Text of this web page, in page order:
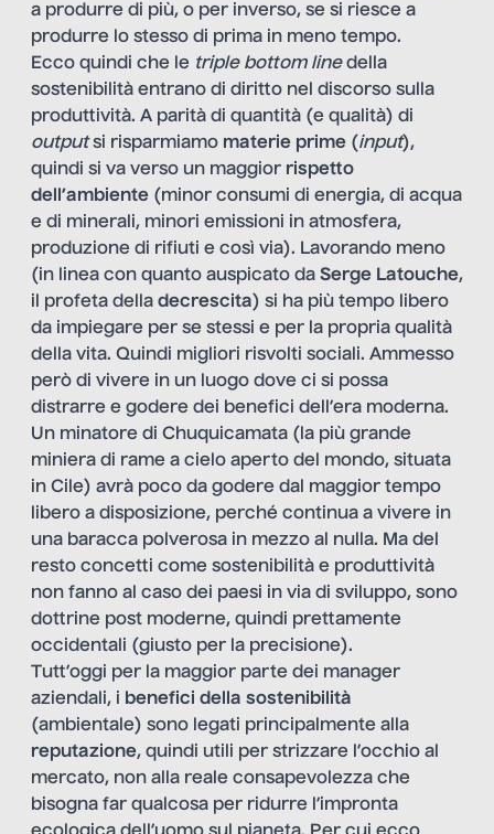
a produrre di più, o per inverso, se si riesce a
produrre lo stesso di prima in meno tempo.
Ecco quindi che le triple bottom linedella
sostenibilità entrano di diritto nel discorso sulla
produttività. A parità di quantità (e qualità) di
outputsi risparmiamo materie prime (input),
quindi si va verso un maggior rispetto
dell’ambiente (minor consumi di energia, di acqua
e di minerali, minori emissioni in atmosfera,
produzione di rifiuti e così via). Lavorando meno
(in linea con quanto auspicato da Serge Latouche,
il profeta della decrescita) si ha più tempo libero
da impiegare per se stessi e per la propria qualità
della vita. Quindi migliori risvolti sociali. Ammesso
però di vivere in un luogo dove ci si possa
distrarre e godere dei benefici dell’era moderna.
Un minatore di Chuquicamata (la più grande
miniera di rame a cielo aperto del mondo, situata
in Cile) avrà poco da godere dal maggior tempo
libero a disposizione, perché continua a vivere in
una baracca polverosa in mezzo al nulla. Ma del
resto concetti come sostenibilità e produttività
non fanno al caso dei paesi in via di sviluppo, sono
dottrine post moderne, quindi prettamente
occidentali (giusto per la precisione).
Tutt’oggi per la maggior parte dei manager
aziendali, i benefici della sostenibilità
(ambientale) sono legati principalmente alla
reputazione, quindi utili per strizzare l’occhio al
mercato, non alla reale consapevolezza che
bisogna far qualcosa per ridurre l’impronta